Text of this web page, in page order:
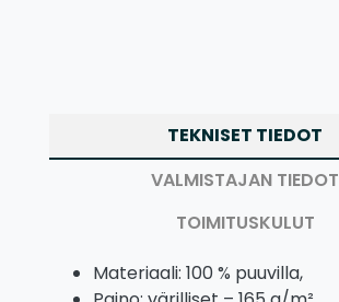
TEKNISET TIEDOT
VALMISTAJAN TIEDOT
TOIMITUSKULUT
Materiaali: 100 % puuvilla,